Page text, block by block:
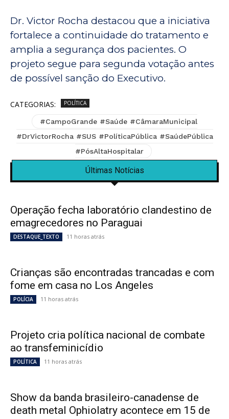
Dr. Victor Rocha destacou que a iniciativa
fortalece a continuidade do tratamento e
amplia a segurança dos pacientes. O
projeto segue para segunda votação antes
de possível sanção do Executivo.
CATEGORIAS: POLÍTICA
#CampoGrande #Saúde #CâmaraMunicipal
#DrVictorRocha #SUS #PolíticaPública #SaúdePública
#PósAltaHospitalar
Últimas Notícias
Operação fecha laboratório clandestino de
emagrecedores no Paraguai
DESTAQUE_TEXTO 11 horas atrás
Crianças são encontradas trancadas e com
fome em casa no Los Angeles
POLÍCIA 11 horas atrás
Projeto cria política nacional de combate
ao transfeminicídio
POLÍTICA 11 horas atrás
Show da banda brasileiro-canadense de
death metal Ophiolatry acontece em 15 de